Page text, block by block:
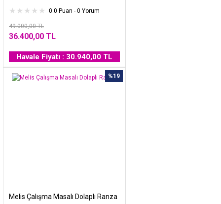
0.0 Puan - 0 Yorum
49.000,00 TL
36.400,00 TL
Havale Fiyatı : 30.940,00 TL
%19
Melis Çalışma Masalı Dolaplı Ranza